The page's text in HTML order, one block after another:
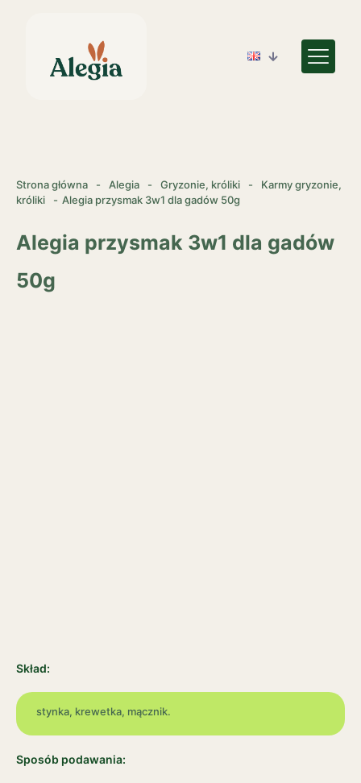
Strona główna - Alegia - Gryzonie, króliki -
Karmy gryzonie,
króliki
- Alegia przysmak 3w1 dla gadów 50g
Alegia przysmak 3w1 dla gadów
50g
Skład:
stynka, krewetka, mącznik.
Sposób podawania: